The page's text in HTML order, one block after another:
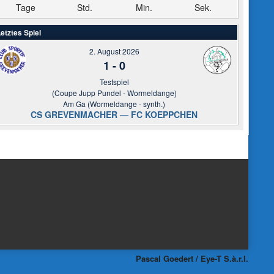
Tage Std. Min. Sek.
Spiel
2. August 2026
1 -0
Testspiel
(Coupe Jupp Pundel - Wormeldange)
Am Ga (Wormeldange - synth.)
CS GREVENMACHER — FC KOEPPCHEN
Pascal Goedert / Eye-T S.à.r.l.